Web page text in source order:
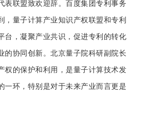
表联盟致欢迎辞。百度集团专利事务
，量子计算产业知识产权联盟和专利
台，凝聚产业共识，促进专利的转化
的协同创新。北京量子院科研副院长
权的保护和利用，是量子计算技术发
一环，特别是对于未来产业而言更是